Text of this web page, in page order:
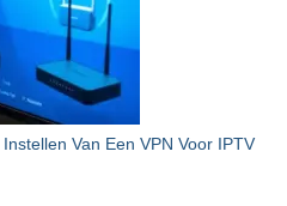
Van Een VPN Voor IPTV